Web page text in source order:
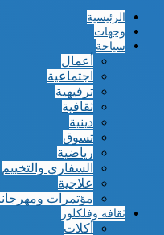
الرئيسية
وجهات
سياحة
أعمال
اجتماعية
ترفيهية
ثقافية
دينية
تسوق
رياضية
السفاري والتخييم
علاجية
مؤتمرات
ثقافة وفلكلور
أكلات